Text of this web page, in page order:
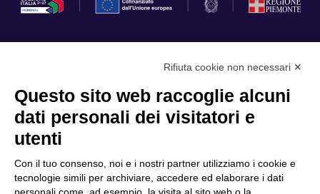
Cookie Policy
Scopri il Polo
Partner
Finanziamenti e bandi
Rifiuta cookie non necessari ✕
Questo sito web raccoglie alcuni
dati personali dei visitatori e
utenti
Con il tuo consenso, noi e i nostri partner utilizziamo i cookie e
tecnologie simili per archiviare, accedere ed elaborare i dati